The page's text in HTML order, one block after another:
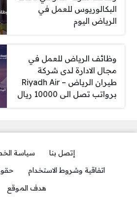
البكالوريوس للعمل في
الرياض اليوم
وظائف الرياض للعمل في
مجال الادارة لدى شركة
طيران الرياض – Riyadh Air
برواتب تصل الى 10000 ريال
إتصل بنا
سياسة
اتفاقية وشروط الاستخدام
هدف الموقع